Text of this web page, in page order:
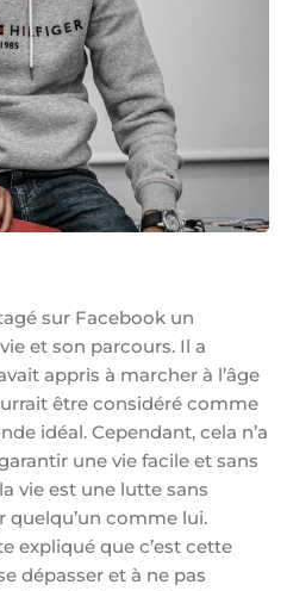
sur Facebook un
et son parcours. Il a
appris à marcher à l’âge
être considéré comme
idéal. Cependant, cela n’a
une vie facile et sans
vie est une lutte sans
quelqu’un comme lui.
expliqué que c’est cette
dépasser et à ne pas